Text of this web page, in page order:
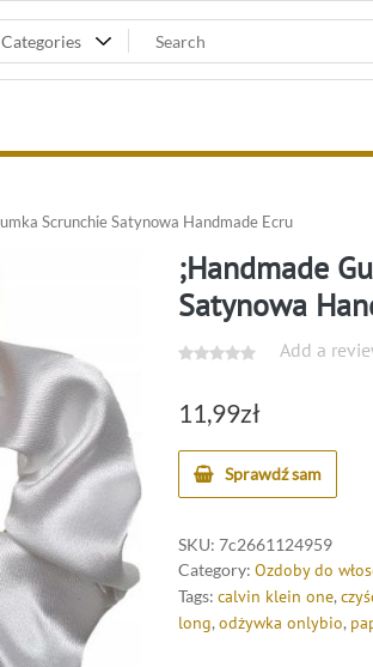
Scrunchie Satynowa Handmade Ecru
;Handmade
Satynowa
Add a
11,99zł
Sprawdź sam
SKU: 7c2661124959
Category: Ozdoby do
Tags: calvin klein one,
long, odżywka onlybio,